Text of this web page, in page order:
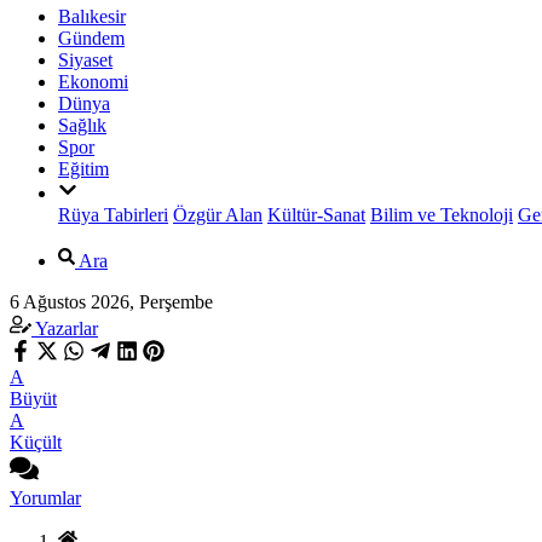
Balıkesir
Gündem
Siyaset
Ekonomi
Dünya
Sağlık
Spor
Eğitim
Rüya Tabirleri Özgür Alan Kültür-Sanat Bilim ve Teknoloji
Ara
6 Ağustos 2026, Perşembe
Yazarlar
A
Büyüt
A
Küçült
Yorumlar